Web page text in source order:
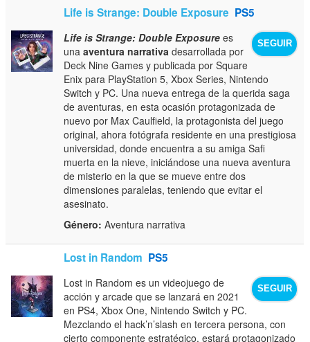
Life is Strange: Double Exposure PS5
SEGUIR
Life is Strange: Double Exposure es
unaaventura narrativa desarrollada por
Deck Nine Games y publicada por Square
Enix para PlayStation 5, Xbox Series, Nintendo
Switch y PC. Una nueva entrega de la querida saga
de aventuras, en esta ocasión protagonizada de
nuevo por Max Caulfield, la protagonista del juego
original, ahora fotógrafa residente en una prestigiosa
universidad, donde encuentra a su amiga Safi
muerta en la nieve, iniciándose una nueva aventura
de misterio en la que se mueve entre dos
dimensiones paralelas, teniendo que evitar el
asesinato.
Género: Aventura narrativa
Lost in Random PS5
SEGUIR
Lost in Random es un videojuego de
acción y arcade que se lanzará en 2021
en PS4, Xbox One, Nintendo Switch y PC.
Mezclando el hack’n’slash en tercera persona, con
cierto componente estratégico, estará protagonizado